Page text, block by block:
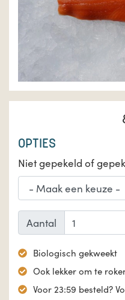
OPTIES
Niet gepekeld of
Aantal
Biologisch gekweekt
Ook lekker om te
Voor 23:59 besteld?